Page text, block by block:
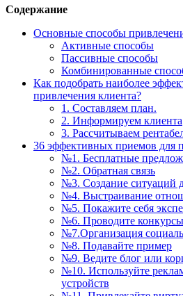
Содержание
Основные способы
Активные способы
Пассивные способы
Комбинированные
Как подобрать наиболее
привлечения клиента?
1. Составляем план.
2. Информируем клиента
3. Рассчитываем
36 эффективных приемов для
№1. Бесплатные
№2. Обратная связь
№3. Создание ситуаций
№4. Выстраивание
№5. Покажите себя
№6. Проводите конкурсы
№7.Организация
№8. Подавайте пример
№9. Ведите блог или
№10. Используйте
устройств